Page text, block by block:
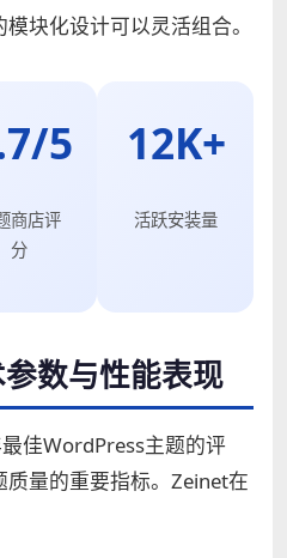
块化设计可以灵活组合。
5
商店评
分
12K+
活跃安装量
数与性能表现
佳WordPress主题的评
量的重要指标。Zeinet在